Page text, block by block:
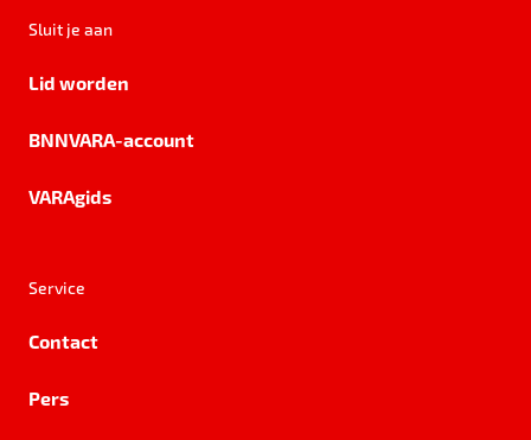
Sluit je aan
Lid worden
BNNVARA-account
VARAgids
Service
Contact
Pers